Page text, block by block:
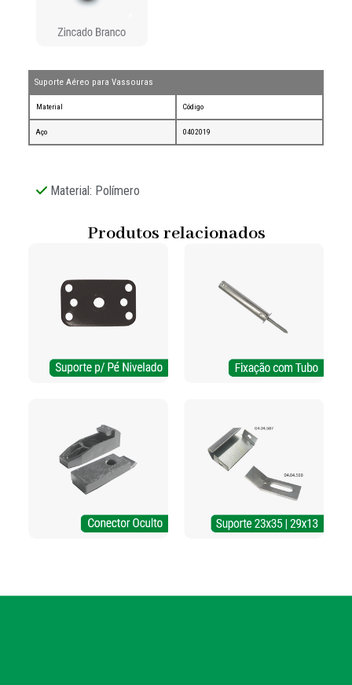
Suporte Aéreo para Vassouras
Material Código
Aço 0402019
Material: Polímero
Produtos relacionados